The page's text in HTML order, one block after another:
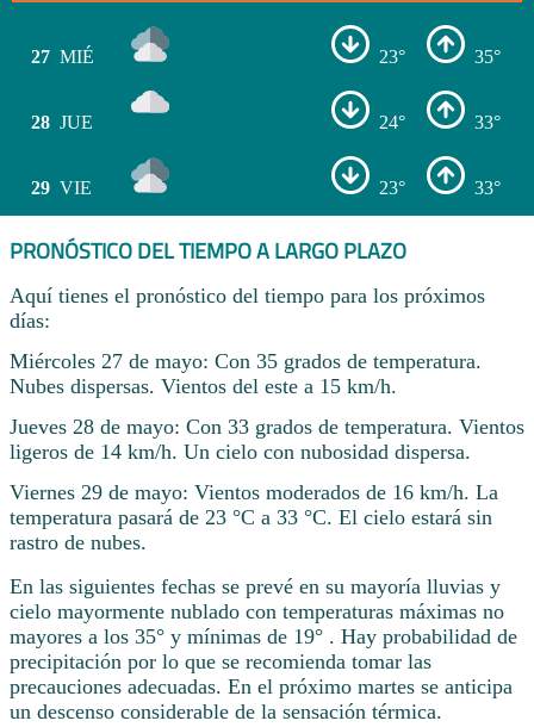
27 MIÉ 23° 35°
28 JUE 24° 33°
29 VIE 23° 33°
PRONÓSTICO DEL TIEMPO A LARGO PLAZO
Aquí tienes el pronóstico del tiempo para los próximos
días:
Miércoles 27 de mayo: Con 35 grados de temperatura.
Nubes dispersas. Vientos del este a 15 km/h.
Jueves 28 de mayo: Con 33 grados de temperatura. Vientos
ligeros de 14 km/h. Un cielo con nubosidad dispersa.
Viernes 29 de mayo: Vientos moderados de 16 km/h. La
temperatura pasará de 23 °C a 33 °C. El cielo estará sin
rastro de nubes.
En las siguientes fechas se prevé en su mayoría lluvias y
cielo mayormente nublado con temperaturas máximas no
mayores a los 35° y mínimas de 19° . Hay probabilidad de
precipitación por lo que se recomienda tomar las
precauciones adecuadas. En el próximo martes se anticipa
un descenso considerable de la sensación térmica.